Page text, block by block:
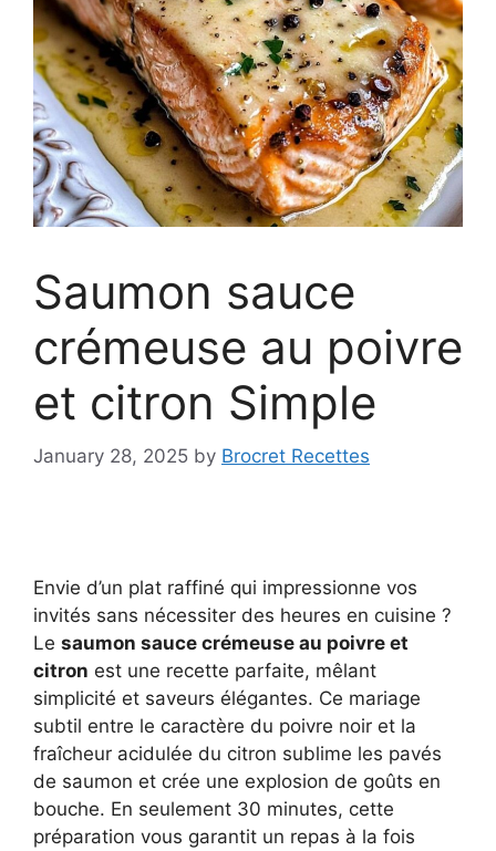
Saumon sauce
crémeuse au poivre
et citron Simple
January 28, 2025 by Brocret Recettes
Envie d’un plat raffiné qui impressionne vos
invités sans nécessiter des heures en cuisine ?
Le saumon sauce crémeuse au poivre et
citron est une recette parfaite, mêlant
simplicité et saveurs élégantes. Ce mariage
subtil entre le caractère du poivre noir et la
fraîcheur acidulée du citron sublime les pavés
de saumon et crée une explosion de goûts en
bouche. En seulement 30 minutes, cette
préparation vous garantit un repas à la fois